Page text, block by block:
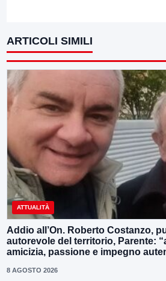
ARTICOLI SIMILI
ATTUALITÀ
Addio all’On. Roberto Costanzo,
autorevole del territorio, Parente:
amicizia, passione e impegno
8 AGOSTO 2026